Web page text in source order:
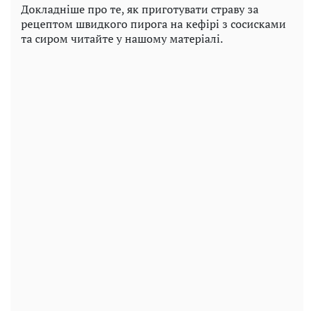
Докладніше про те, як приготувати страву за
рецептом швидкого пирога на кефірі з сосисками
та сиром читайте у нашому матеріалі.